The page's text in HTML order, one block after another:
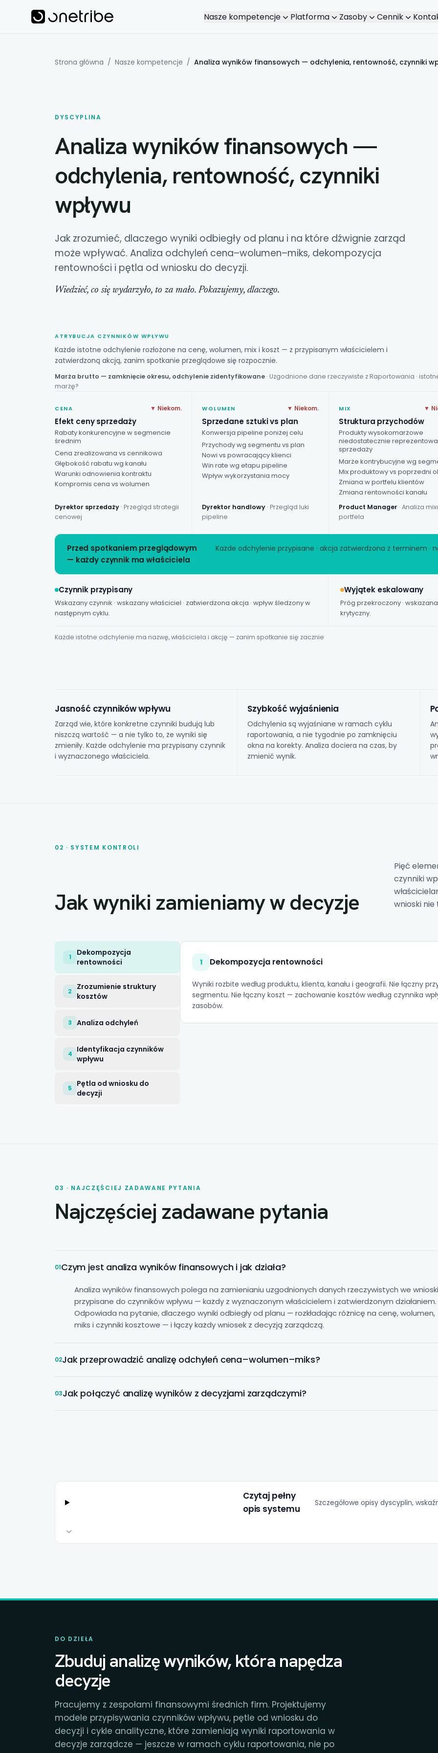
Onetribe
Nasze kompetencje Platforma Zasoby Cennik
Strona główna / Nasze kompetencje / Analiza wyników finansowych — odchylenia, rentowność, czynniki
DYSCYPLINA
Analiza wyników finansowych —
odchylenia, rentowność, czynniki
wpływu
Jak zrozumieć, dlaczego wyniki odbiegły od planu i na które dźwignie zarząd
może wpływać. Analiza odchyleń cena–wolumen–miks, dekompozycja
rentowności i pętla od wniosku do decyzji.
Wiedzieć, co się wydarzyło, to za mało. Pokazujemy, dlaczego.
ATRYBUCJA CZYNNIKÓW WPŁYWU
Każde istotne odchylenie rozłożone na cenę, wolumen, mix i koszt — z przypisanym właścicielem i
zatwierdzoną akcją, zanim spotkanie przeglądowe się rozpocznie.
Marża brutto — zamknięcie okresu, odchylenie zidentyfikowane · Uzgodnione dane rzeczywiste z Raportowania ·
marżę?
CENA ▼ Niekom.
Efekt ceny sprzedaży
Rabaty konkurencyjne w segmencie
średnim
Cena zrealizowana vs cennikowa
Głębokość rabatu wg kanału
Warunki odnowienia kontraktu
Kompromis cena vs wolumen
Dyrektor sprzedaży · Przegląd strategii
cenowej
WOLUMEN ▼ Niekom.
Sprzedane sztuki vs plan
Konwersja pipeline poniżej celu
Przychody wg segmentu vs plan
Nowi vs powracający klienci
Win rate wg etapu pipeline
Wpływ wykorzystania mocy
Dyrektor handlowy · Przegląd luki
pipeline
MIX ▼
Struktura przychodów
Produkty wysokomarżowe
niedostatecznie
sprzedaży
Marże kontrybucyjne wg
Mix produktowy vs poprzedni
Zmiana w portfelu klientów
Zmiana rentowności kanału
Product Manager · Analiza
portfela
Przed spotkaniem przeglądowym
— każdy czynnik ma właściciela
Każde odchylenie przypisane · akcja zatwierdzona z terminem ·
Czynnik przypisany
Wskazany czynnik · wskazany właściciel · zatwierdzona akcja · wpływ śledzony w
następnym cyklu.
Wyjątek eskalowany
Próg przekroczony ·
krytyczny.
Każde istotne odchylenie ma nazwę, właściciela i akcję — zanim spotkanie się zacznie
Jasność czynników wpływu
Zarząd wie, które konkretne czynniki budują lub
niszczą wartość — a nie tylko to, że wyniki się
zmieniły. Każde odchylenie ma przypisany czynnik
i wyznaczonego właściciela.
Szybkość wyjaśnienia
Odchylenia są wyjaśniane w ramach cyklu
raportowania, a nie tygodnie po zamknięciu
okna na korekty. Analiza dociera na czas, by
zmienić wynik.
02 · SYSTEM KONTROLI
Jak wyniki zamieniamy w decyzje
Pięć
czynniki
wnioski
1
Dekompozycja
rentowności
2
Zrozumienie struktury
kosztów
3 Analiza odchyleń
4
Identyfikacja czynników
wpływu
5
Pętla od wniosku do
decyzji
1 Dekompozycja rentowności
Wyniki rozbite według produktu, klienta, kanału i geografii. Nie łączny
segmentu. Nie łączny koszt — zachowanie kosztówwedług czynnika
zasobów.
03 · NAJCZĘŚCIEJ ZADAWANE PYTANIA
Najczęściej zadawane pytania
01Czym jest analiza wynikówfinansowych i jak działa?
Analiza wyników finansowych polega na zamienianiu uzgodnionych danych rzeczywistych we wnioski
przypisane do czynników wpływu — każdy z wyznaczonym właścicielem i zatwierdzonym działaniem.
Odpowiada na pytanie, dlaczego wyniki odbiegły od planu — rozkładając różnicę na cenę, wolumen,
miks i czynniki kosztowe — i łączy każdy wniosek z decyzją zarządczą.
02Jak przeprowadzić analizę odchyleń cena–wolumen–miks?
03Jak połączyć analizę wyników z decyzjami zarządczymi?
Czytaj pełny
opis systemu
Szczegółowe opisy dyscyplin,
DO DZIEŁA
Zbuduj analizę wyników, która napędza
decyzje
Pracujemy z zespołami finansowymi średnich firm. Projektujemy
modele przypisywania czynników wpływu, pętle od wniosku do
decyzji i cykle analityczne, które zamieniają wyniki raportowania w
decyzje zarządcze — jeszcze w ramach cyklu raportowania, nie po